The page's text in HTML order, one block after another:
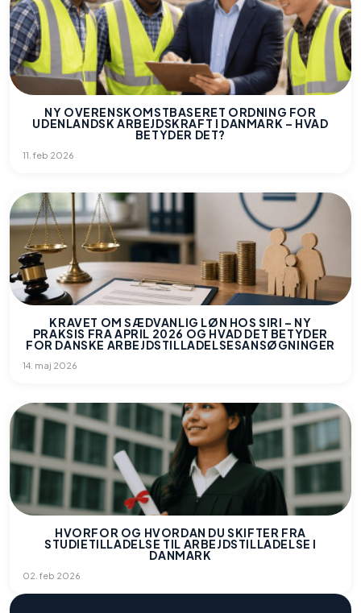
NY OVERENSKOMSTBASERET ORDNING FOR
UDENLANDSK ARBEJDSKRAFT I DANMARK – HVAD
BETYDER DET?
11. feb 2026
KRAVET OM SÆDVANLIG LØN HOS SIRI – NY
PRAKSIS FRA APRIL 2026 OG HVAD DET BETYDER
FOR DANSKE ARBEJDSTILLADELSESANSØGNINGER
14. maj 2026
HVORFOR OG HVORDAN DU SKIFTER FRA
STUDIETILLADELSE TIL ARBEJDSTILLADELSE I
DANMARK
02. feb 2026